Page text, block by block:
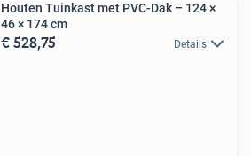
Houten Tuinkast met PVC-Dak – 124 ×
46 × 174 cm
€ 528,75 Details